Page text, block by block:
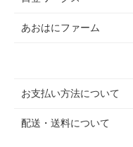
あおはにファーム
お支払い方法について
配送・送料について